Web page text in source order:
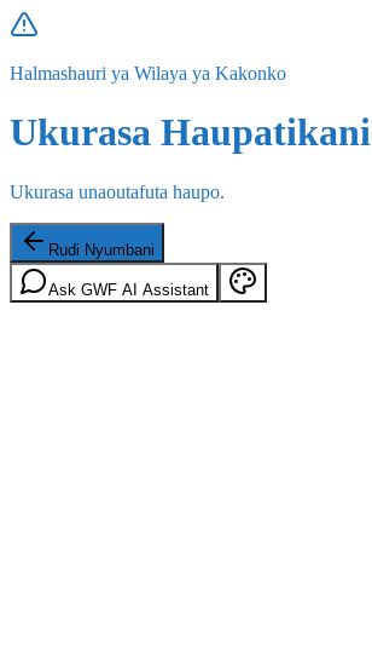
Halmashauri ya Wilaya ya Kakonko
Ukurasa Haupatikani
Ukurasa unaoutafuta haupo.
Rudi Nyumbani
Ask GWF AI Assistant